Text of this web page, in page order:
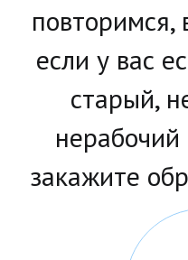
повторимся,
если у вас
старый,
закажите